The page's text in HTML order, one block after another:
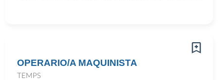
OPERARIO/A MAQUINISTA
TEMPS